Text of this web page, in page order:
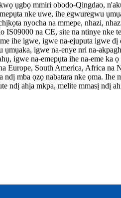
ụgbọ mmiri obodo-Qingdao,
nke uwe, ihe egwuregwu
nyocha na mmepe, nhazi,
IS09000 na CE, site na ntinye nke
ihe igwe, igwe na-ejuputa igwe
ụmụaka, igwe na-enye nri na-
igwe na-emepụta ihe na-eme ka
Europe, South America, Africa na
ndị mba ọzọ nabatara nke ọma. Ihe
ndị ahịa mkpa, melite mmasị ndị